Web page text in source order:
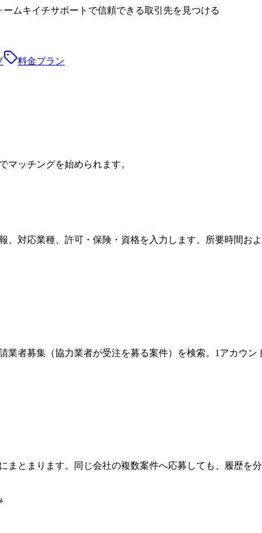
ームキイチサポート で信頼できる取引先を見つける
料金プラン
マッチングを始められます。
、対応業種、許可・保険・資格を入力します。所要時間お
業者募集（協力業者が受注を募る案件）を検索。1アカウ
まとまります。同じ会社の複数案件へ応募しても、履歴を